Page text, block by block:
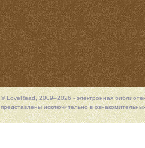
© LoveRead, 2009–2026 - электронная
представлены исключительно в